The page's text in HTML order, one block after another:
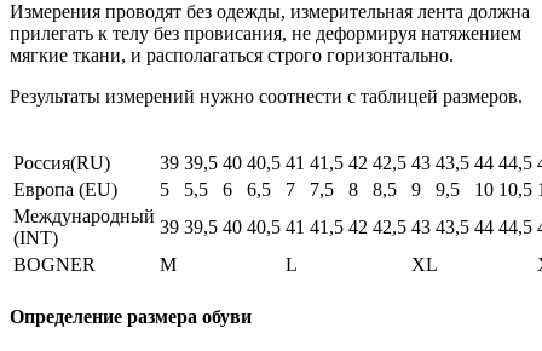
Измерения проводят без одежды, измерительная лента должна
прилегать к телу без провисания, не деформируя натяжением
мягкие ткани, и располагаться строго горизонтально.
Результаты измерений нужно соотнести с таблицей размеров.
Россия(RU) 39 39,5 40 40,5 41 41,5 42 42,5 43 43,5 44 44,5
Европа (EU)
5 5,5 6 6,5 7 7,5 8 8,5 9 9,5 10 10,5
Международный
(INT)
39 39,5 40 40,5 41 41,5 42 42,5 43 43,5 44 44,5
BOGNER
M L XL
Определение размера обуви